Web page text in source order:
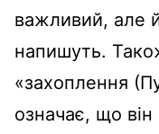
важливий, але
напишуть.
«захоплення
означає, що